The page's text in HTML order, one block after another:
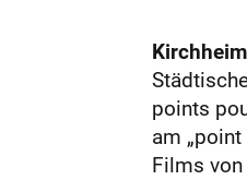
points
am
Films